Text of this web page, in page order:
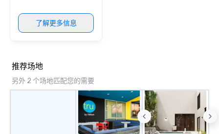
了解更多信息
推荐场地
另外 2 个场地匹配您的需要